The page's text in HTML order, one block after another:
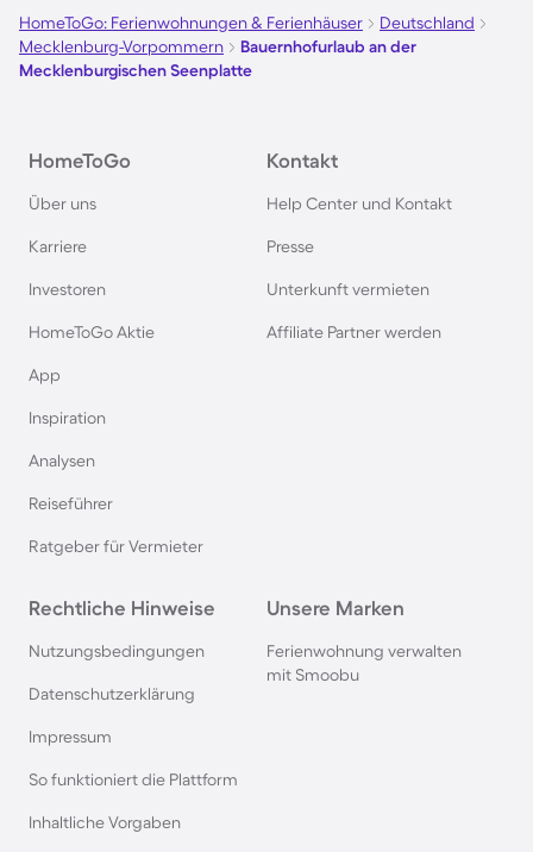
Bauernhofurlaub am Tegernsee
Bauernhofurlaub am Schliersee
Bauernhofurlaub in Brandenburg
Bauernhofurlaub in Mecklenburg-Vorpommern
Bauernhofurlaub in Sachsen
Bauernhofurlaub in Franken
HomeToGo: Ferienwohnungen & Ferienhäuser
Deutschland
Mecklenburg-Vorpommern
Bauernhofurlaub an der
Mecklenburgischen Seenplatte
HomeToGo
Über uns
Karriere
Investoren
HomeToGo Aktie
App
Inspiration
Analysen
Reiseführer
Ratgeber für Vermieter
Kontakt
Help Center und Kontakt
Presse
Unterkunft vermieten
Affiliate Partner werden
Rechtliche Hinweise
Nutzungsbedingungen
Datenschutzerklärung
Impressum
So funktioniert die Plattform
Inhaltliche Vorgaben
Unsere Marken
Ferienwohnung verwalten
mit Smoobu